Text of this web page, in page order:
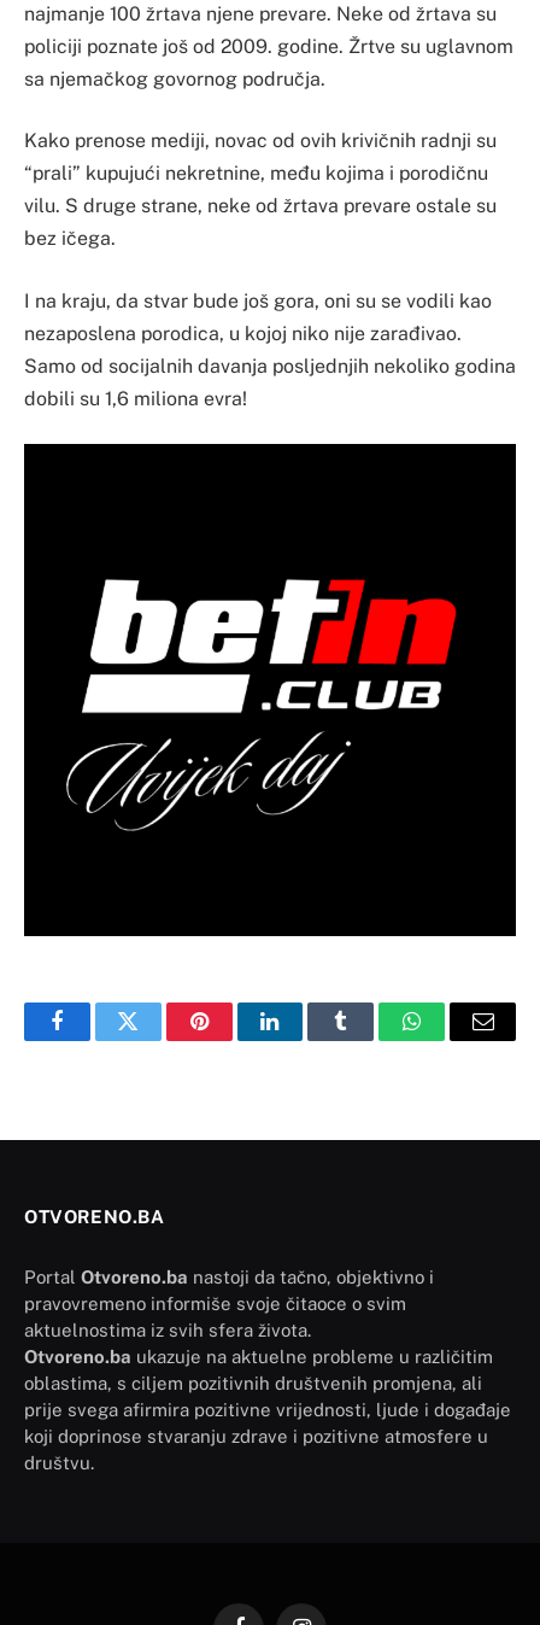
najmanje 100 žrtava njene prevare. Neke od žrtava su
policiji poznate još od 2009. godine. Žrtve su uglavnom
sa njemačkog govornog područja.
Kako prenose mediji, novac od ovih krivičnih radnji su
“prali” kupujući nekretnine, među kojima i porodičnu
vilu. S druge strane, neke od žrtava prevare ostale su
bez ičega.
I na kraju, da stvar bude još gora, oni su se vodili kao
nezaposlena porodica, u kojoj niko nije zarađivao.
Samo od socijalnih davanja posljednjih nekoliko godina
dobili su 1,6 miliona evra!
FacebookTwitter PinterestLinkedInTumblr WhatsAppEmail
OTVORENO.BA
Portal Otvoreno.ba nastoji da tačno, objektivno i
pravovremeno informiše svoje čitaoce o svim
aktuelnostima iz svih sfera života.
Otvoreno.ba ukazuje na aktuelne probleme u različitim
oblastima, s ciljem pozitivnih društvenih promjena, ali
prije svega afirmira pozitivne vrijednosti, ljude i događaje
koji doprinose stvaranju zdrave i pozitivne atmosfere u
društvu.